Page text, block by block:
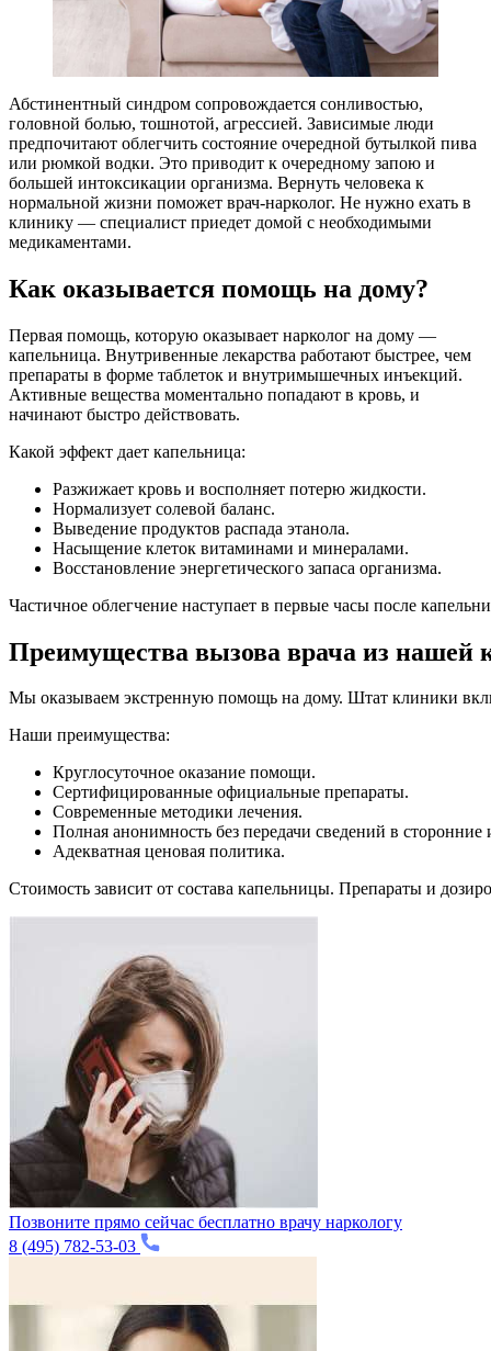
Абстинентный синдром сопровождается сонливостью,
головной болью, тошнотой, агрессией. Зависимые люди
предпочитают облегчить состояние очередной бутылкой пива
или рюмкой водки. Это приводит к очередному запою и
большей интоксикации организма. Вернуть человека к
нормальной жизни поможет врач-нарколог. Не нужно ехать в
клинику — специалист приедет домой с необходимыми
медикаментами.
Как оказывается помощь на дому?
Первая помощь, которую оказывает нарколог на дому —
капельница. Внутривенные лекарства работают быстрее, чем
препараты в форме таблеток и внутримышечных инъекций.
Активные вещества моментально попадают в кровь, и
начинают быстро действовать.
Какой эффект дает капельница:
Разжижает кровь и восполняет потерю жидкости.
Нормализует солевой баланс.
Выведение продуктов распада этанола.
Насыщение клеток витаминами и минералами.
Восстановление энергетического запаса организма.
Частичное облегчение наступает в первые часы после
Преимущества вызова врача из нашей
Мы оказываем экстренную помощь на дому. Штат клиники
Наши преимущества:
Круглосуточное оказание помощи.
Сертифицированные официальные препараты.
Современные методики лечения.
Полная анонимность без передачи сведений в сторонние
Адекватная ценовая политика.
Стоимость зависит от состава капельницы. Препараты и
Позвоните прямо сейчас бесплатно врачу наркологу
8 (495) 782-53-03